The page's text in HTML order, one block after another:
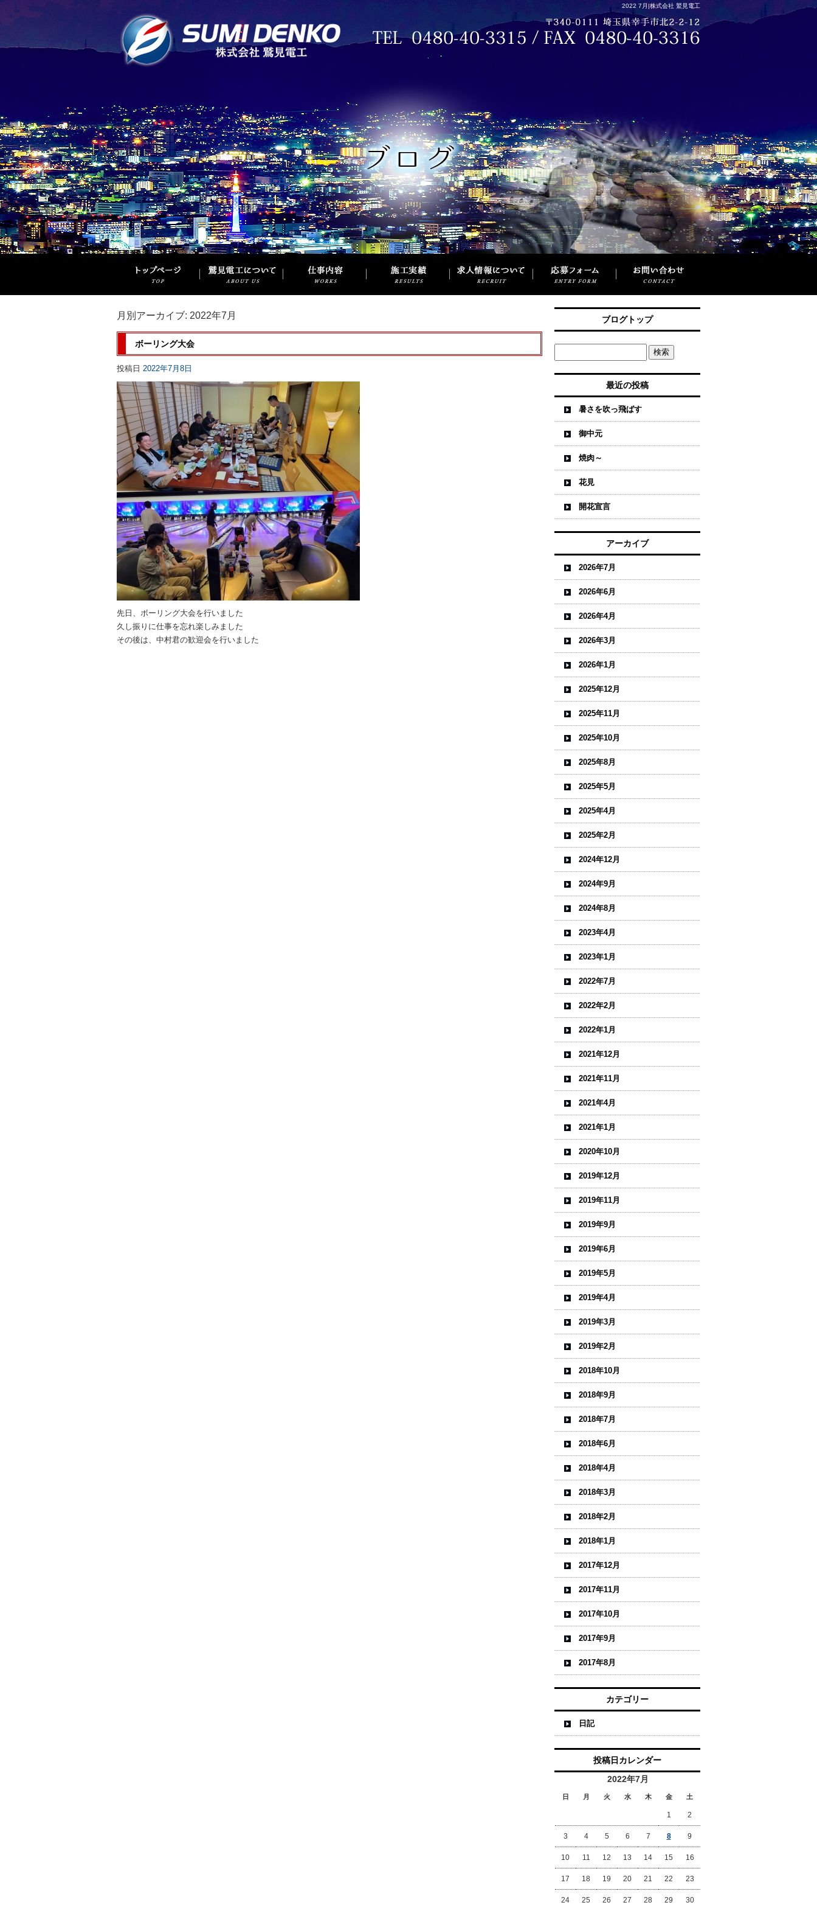
2022 7月|株式会社 鷲見電工
月別アーカイブ: 2022年7月
ボーリング大会
投稿日 2022年7月8日
先日、ボーリング大会を行いました
久し振りに仕事を忘れ楽しみました
その後は、中村君の歓迎会を行いました
ブログトップ
最近の投稿
暑さを吹っ飛ばす
御中元
焼肉～
花見
開花宣言
アーカイブ
2026年7月
2026年6月
2026年4月
2026年3月
2026年1月
2025年12月
2025年11月
2025年10月
2025年8月
2025年5月
2025年4月
2025年2月
2024年12月
2024年9月
2024年8月
2023年4月
2023年1月
2022年7月
2022年2月
2022年1月
2021年12月
2021年11月
2021年4月
2021年1月
2020年10月
2019年12月
2019年11月
2019年9月
2019年6月
2019年5月
2019年4月
2019年3月
2019年2月
2018年10月
2018年9月
2018年7月
2018年6月
2018年4月
2018年3月
2018年2月
2018年1月
2017年12月
2017年11月
2017年10月
2017年9月
2017年8月
カテゴリー
日記
投稿日カレンダー
2022年7月
日 月 火 水 木 金 土
1 2
3 4 5 6 7 8 9
10 11 12 13 14 15 16
17 18 19 20 21 22 23
24 25 26 27 28 29 30